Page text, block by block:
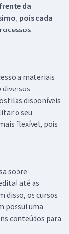
da
pois cada
a materiais
diversos
disponíveis
o seu
flexível, pois
sobre
até as
disso, os cursos
possui uma
conteúdos para